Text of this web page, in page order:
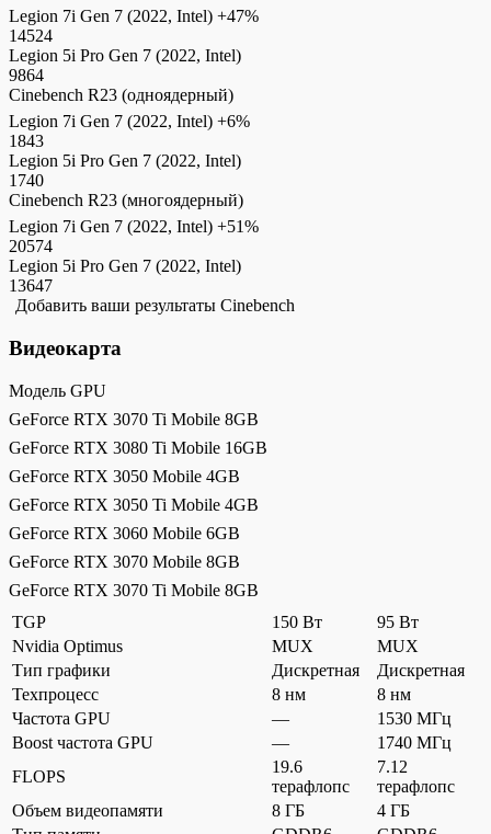
Legion 7i Gen 7 (2022, Intel) +47%
14524
Legion 5i Pro Gen 7 (2022, Intel)
9864
Cinebench R23 (одноядерный)
Legion 7i Gen 7 (2022, Intel) +6%
1843
Legion 5i Pro Gen 7 (2022, Intel)
1740
Cinebench R23 (многоядерный)
Legion 7i Gen 7 (2022, Intel) +51%
20574
Legion 5i Pro Gen 7 (2022, Intel)
13647
Добавить ваши результаты Cinebench
Видеокарта
Модель GPU
GeForce RTX 3070 Ti Mobile 8GB
GeForce RTX 3080 Ti Mobile 16GB
GeForce RTX 3050 Mobile 4GB
GeForce RTX 3050 Ti Mobile 4GB
GeForce RTX 3060 Mobile 6GB
GeForce RTX 3070 Mobile 8GB
GeForce RTX 3070 Ti Mobile 8GB
TGP
150 Вт
95 Вт
Nvidia Optimus
MUX
MUX
Тип графики
Дискретная
Дискретная
Техпроцесс
8 нм
8 нм
Частота GPU
—
1530 МГц
Boost частота GPU
—
1740 МГц
FLOPS
19.6
терафлопс
7.12
терафлопс
Объем видеопамяти
8 ГБ
4 ГБ